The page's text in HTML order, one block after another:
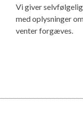
Vi giver
med oplysninger
venter forgæves.